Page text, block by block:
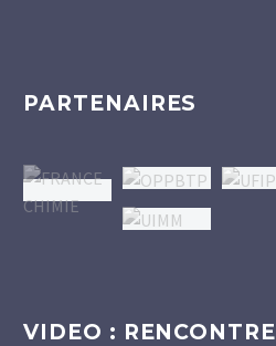
PARTENAIRES
VIDEO :